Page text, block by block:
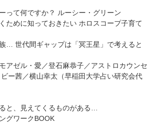
って何ですか？ ルーシー・グリーン
ために知っておきたい ホロスコープ子育て
… 世代間ギャップは「冥王星」で考えると
アゼル・愛／登石麻恭子／アストロカウンセ
ー茜／横山幸太（早稲田大学占い研究会代
と、見えてくるものがある…
グワークBOOK